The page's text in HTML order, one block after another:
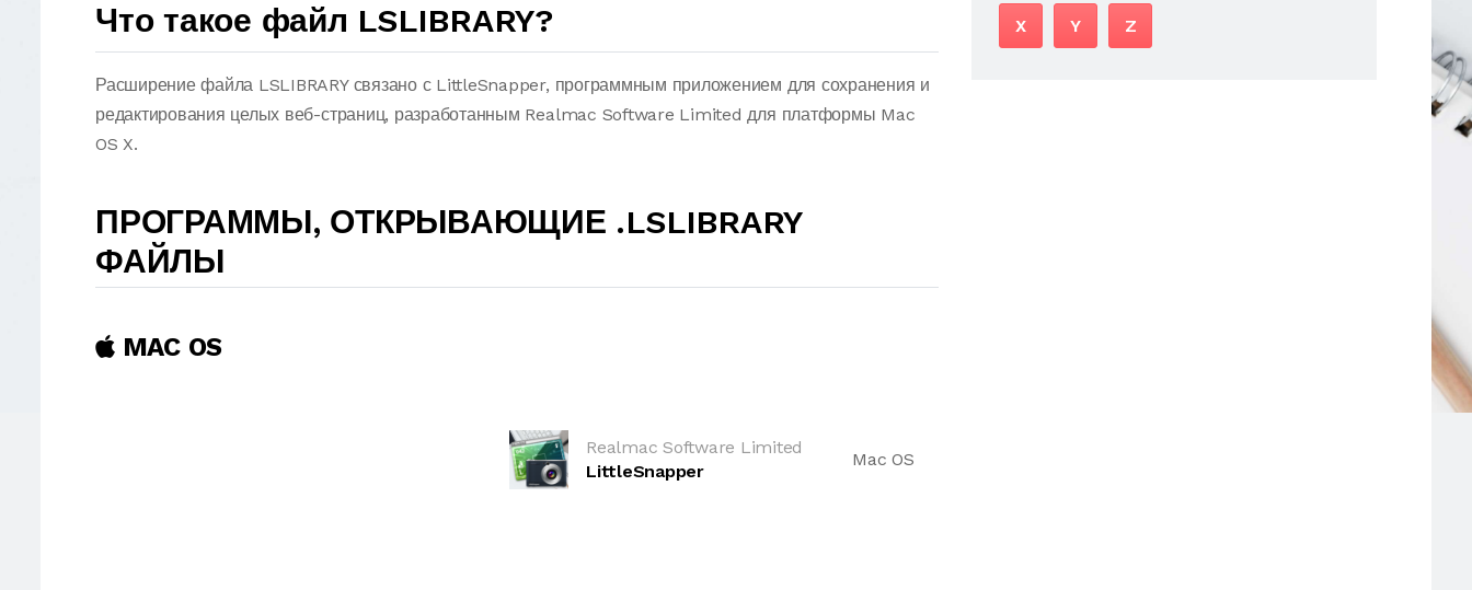
Что такое файл LSLIBRARY?
Расширение файла LSLIBRARY связано с LittleSnapper, программным приложением для сохранения и
редактирования целых веб-страниц, разработанным Realmac Software Limited для платформы Mac
OS X.
ПРОГРАММЫ, ОТКРЫВАЮЩИЕ .LSLIBRARY
ФАЙЛЫ
MAC OS
Realmac Software Limited
LittleSnapper
Mac OS
X Y Z